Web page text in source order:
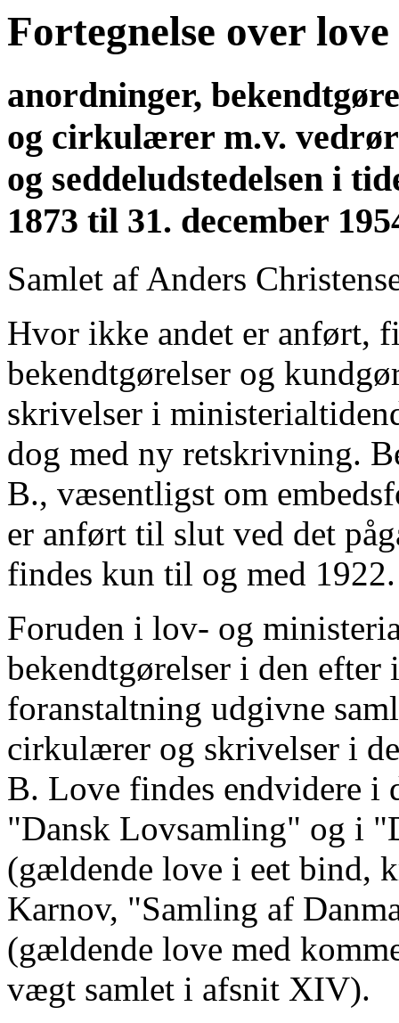
Fortegnelse over love
anordninger,
og cirkulærer m.v.
og seddeludstedelsen i
1873 til 31. december
Samlet af Anders
Hvor ikke andet er anført,
bekendtgørelser og
skrivelser i
dog med ny retskrivning.
B., væsentligst om
er anført til slut ved det
findes kun til og med 1922.
Foruden i lov- og
bekendtgørelser i den
foranstaltning udgivne
cirkulærer og skrivelser i
B. Love findes endvidere i
"Dansk Lovsamling" og i
(gældende love i eet bind,
Karnov, "Samling af
(gældende love med
vægt samlet i afsnit XIV).